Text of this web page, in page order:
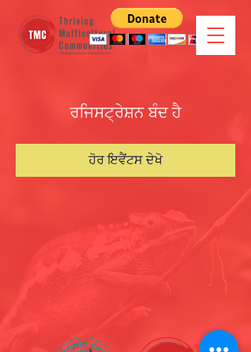
ਰਜਿਸਟ੍ਰੇਸ਼ਨ ਬੰਦ ਹੈ
ਹੋਰ ਇਵੈਂਟਸ ਦੇਖੋ